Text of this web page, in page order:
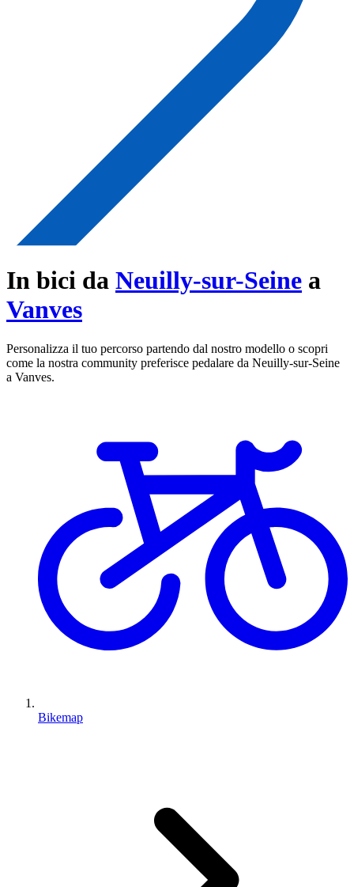
In bici da Neuilly-sur-Seine a
Vanves
Personalizza il tuo percorso partendo dal nostro modello o scopri
come la nostra community preferisce pedalare da Neuilly-sur-Seine
a Vanves.
Bikemap